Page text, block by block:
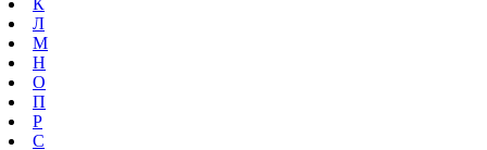
Л
М
Н
О
П
Р
С